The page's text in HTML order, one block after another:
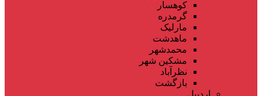
کوهسار
گرمدره
مارلیک
ماهدشت
محمدشهر
مشکین شهر
نظرآباد
بازگشت
اردبیل